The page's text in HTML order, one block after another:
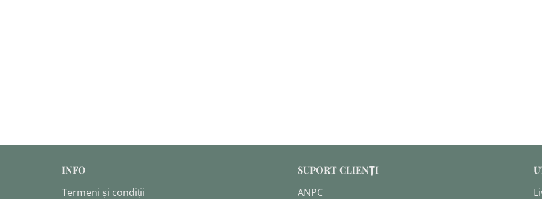
INFO
Termeni și condiții
SUPORT CLIENȚI
ANPC